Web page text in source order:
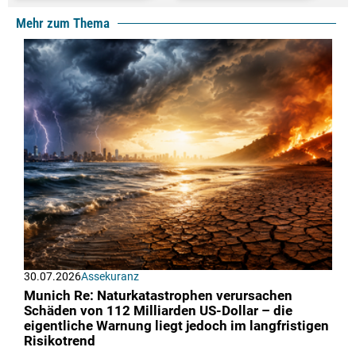
Mehr zum Thema
30.07.2026Assekuranz
Munich Re: Naturkatastrophen verursachen
Schäden von 112 Milliarden US-Dollar – die
eigentliche Warnung liegt jedoch im langfristigen
Risikotrend